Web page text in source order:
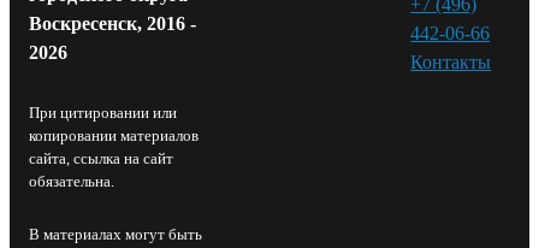
Воскресенск, 2016 -
2026
При цитировании или
копировании материалов
сайта, ссылка на сайт
обязательна.
В материалах могут быть
442-06-66
Контакты⁠